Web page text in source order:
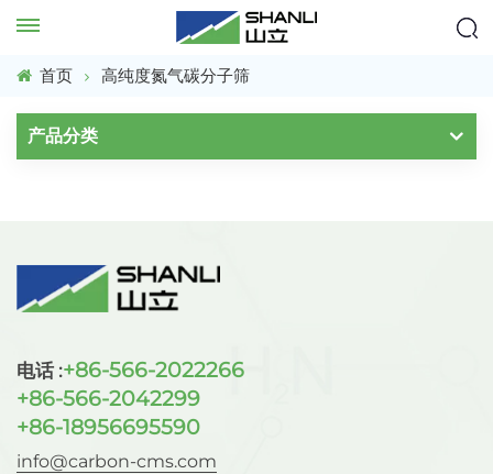
首页 高纯度氮气碳分子筛
产品分类
电话 :+86-566-2022266
+86-566-2042299
+86-18956695590
info@carbon-cms.com